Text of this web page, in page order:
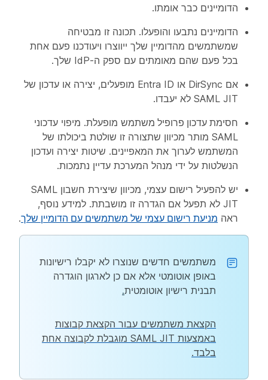
הדומיינים כבר אומתו.
הדומיינים נתבעו והופעלו. תכונה זו מבטיחה
שמשתמשים מהדומיין שלך ייווצרו ויעודכנו פעם אחת
בכל פעם שהם מאומתים עם ספק ה-IdP שלך.
אם DirSync או Entra ID מופעלים, יצירה או עדכון של
SAML JIT לא יעבדו.
חסימת עדכון פרופיל משתמש מופעלת. מיפוי עדכוני
SAML מותר מכיוון שתצורה זו שולטת ביכולתו של
המשתמש לערוך את המאפיינים. שיטות יצירה ועדכון
הנשלטות על ידי מנהל המערכת עדיין נתמכות.
יש להפעיל רישום עצמי, מכיוון שיצירת חשבון SAML
JIT לא תפעל אם הגדרה זו מושבתת. למידע נוסף,
ראה מניעת רישום עצמי של משתמשים עם הדומיין שלך.
משתמשים חדשים שנוצרו לא יקבלו רישיונות
באופן אוטומטי אלא אם כן לארגון הוגדרה
תבנית רישיון אוטומטית.
הקצאת משתמשים עבור הקצאת קבוצות
באמצעות SAML JIT מוגבלת לקבוצה אחת
בלבד.